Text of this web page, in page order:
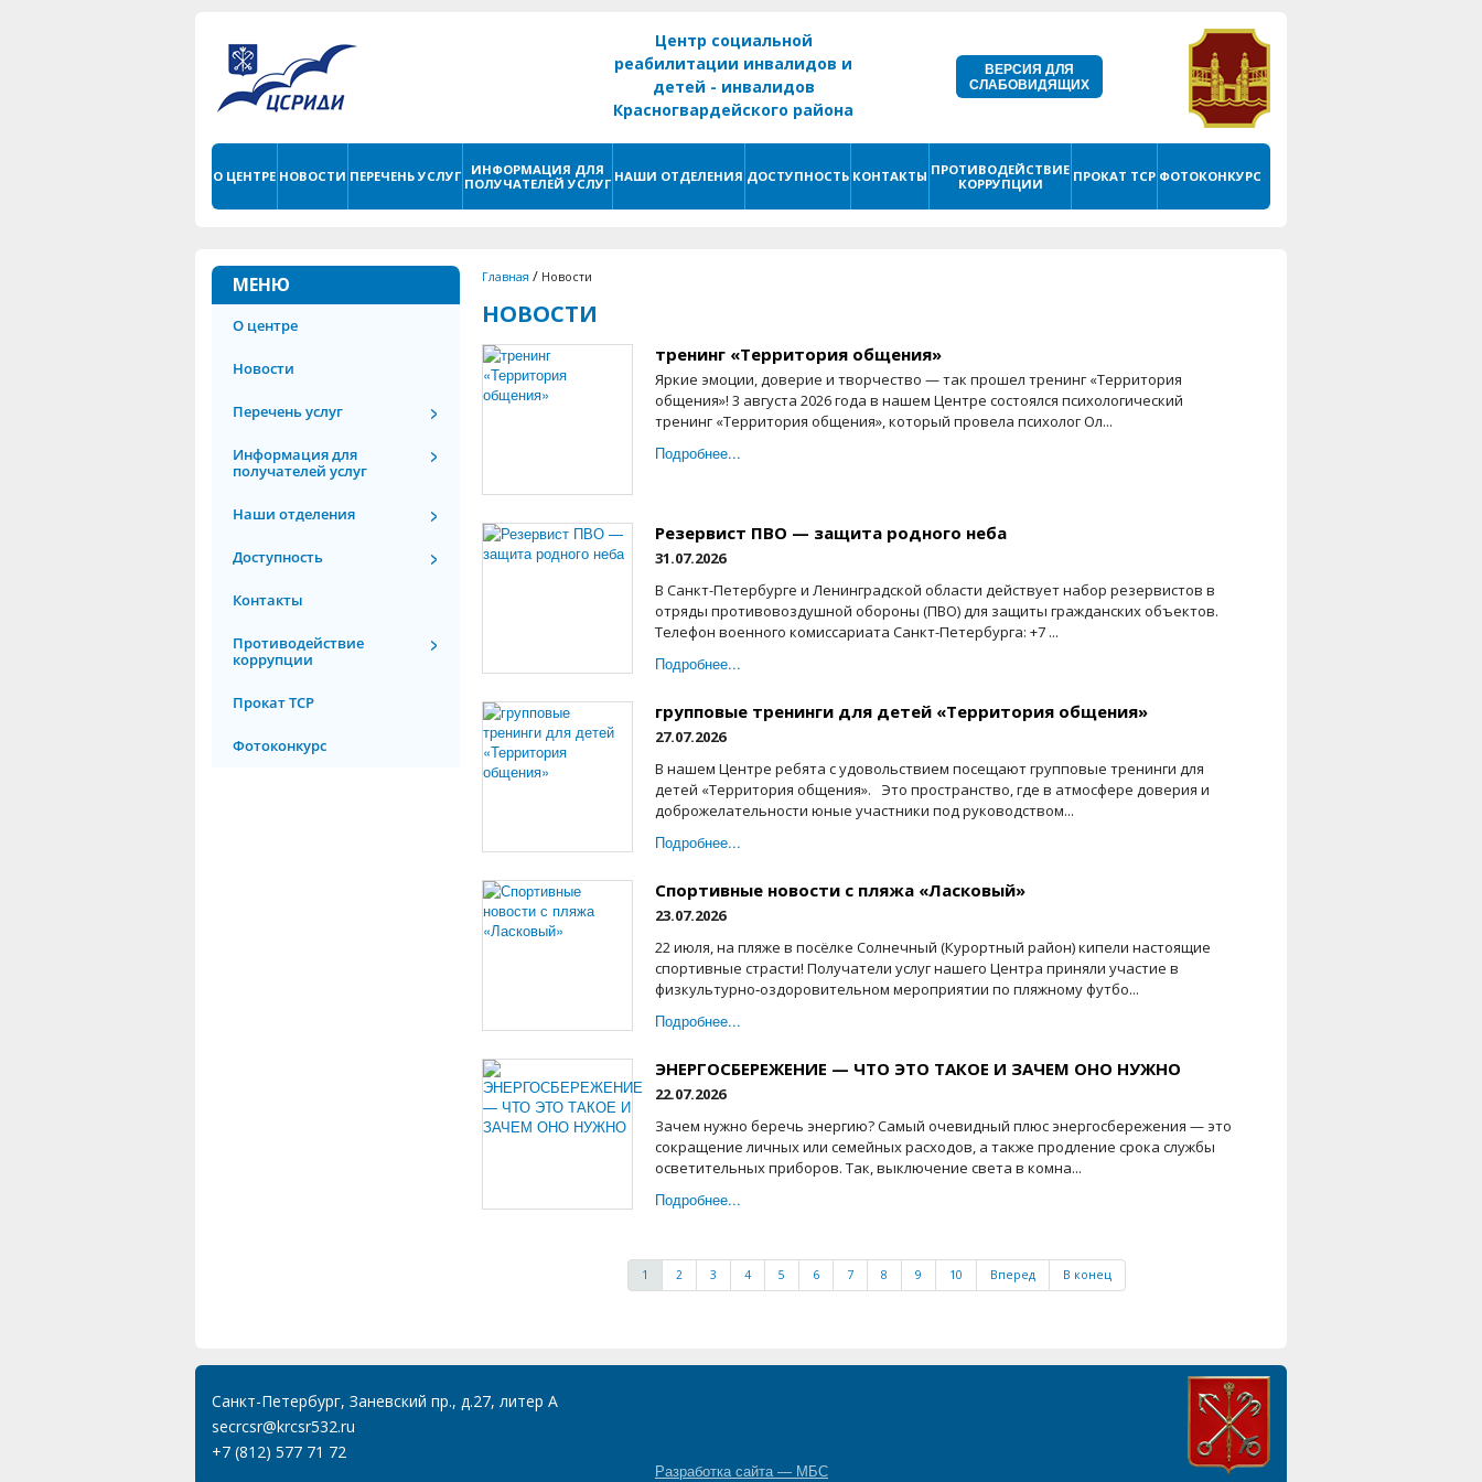
Центр социальной
реабилитации инвалидов и
детей - инвалидов
Красногвардейского района
ВЕРСИЯ ДЛЯ
СЛАБОВИДЯЩИХ
О ЦЕНТРЕ НОВОСТИ ПЕРЕЧЕНЬ УСЛУГ
ИНФОРМАЦИЯ ДЛЯ
ПОЛУЧАТЕЛЕЙ УСЛУГ НАШИ ОТДЕЛЕНИЯ ДОСТУПНОСТЬ КОНТАКТЫ ПРОТИВОДЕЙСТВИЕ
КОРРУПЦИИ
ПРОКАТ ТСР ФОТОКОНКУРС
МЕНЮ
О центре
Новости
Перечень услуг
Информация для
получателей услуг
Наши отделения
Доступность
Контакты
Противодействие
коррупции
Прокат ТСР
Фотоконкурс
Главная / Новости
НОВОСТИ
тренинг «Территория общения»
Яркие эмоции, доверие и творчество — так прошел тренинг «Территория
общения»! 3 августа 2026 года в нашем Центре состоялся психологический
тренинг «Территория общения», который провела психолог Ол...
Подробнее...
Резервист ПВО — защита родного неба
31.07.2026
В Санкт-Петербурге и Ленинградской области действует набор резервистов в
отряды противовоздушной обороны (ПВО) для защиты гражданских объектов.
Телефон военного комиссариата Санкт-Петербурга: +7 ...
Подробнее...
групповые тренинги для детей «Территория общения»
27.07.2026
В нашем Центре ребята c удовольствием посещают групповые тренинги для
детей «Территория общения». Это пространство, где в атмосфере доверия и
доброжелательности юные участники под руководством...
Подробнее...
Спортивные новости с пляжа «Ласковый»
23.07.2026
22 июля, на пляже в посёлке Солнечный (Курортный район) кипели настоящие
спортивные страсти! Получатели услуг нашего Центра приняли участие в
физкультурно‑оздоровительном мероприятии по пляжному футбо...
Подробнее...
ЭНЕРГОСБЕРЕЖЕНИЕ — ЧТО ЭТО ТАКОЕ И ЗАЧЕМ ОНО НУЖНО
22.07.2026
Зачем нужно беречь энергию? Самый очевидный плюс энергосбережения — это
сокращение личных или семейных расходов, а также продление срока службы
осветительных приборов. Так, выключение света в комна...
Подробнее...
1 2 3 4 5 6 7 8 9 10 Вперед В конец
Санкт-Петербург, Заневский пр., д.27, литер А
secrcsr@krcsr532.ru
+7 (812) 577 71 72
Разработка сайта — МБС